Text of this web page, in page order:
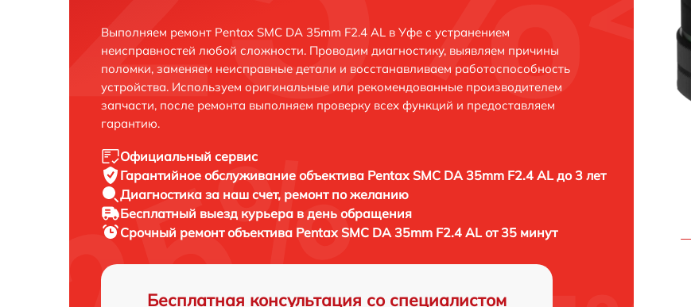
Выполняем ремонт Pentax SMC DA 35mm F2.4 AL в Уфе с устранением
неисправностей любой сложности. Проводим диагностику, выявляем причины
поломки, заменяем неисправные детали и восстанавливаем работоспособность
устройства. Используем оригинальные или рекомендованные производителем
запчасти, после ремонта выполняем проверку всех функций и предоставляем
гарантию.
Официальный сервис
Гарантийное обслуживание объектива Pentax SMC DA 35mm F2.4 AL до 3 лет
Диагностика за наш счет, ремонт по желанию
Бесплатный выезд курьера в день обращения
Срочный ремонтобъектива Pentax SMC DA 35mm F2.4 AL от 35 минут
Бесплатная консультация со специалистом